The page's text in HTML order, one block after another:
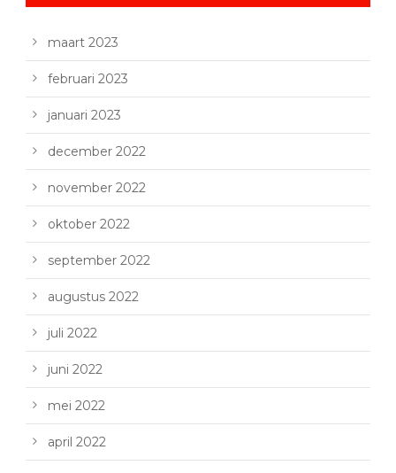
maart 2023
februari 2023
januari 2023
december 2022
november 2022
oktober 2022
september 2022
augustus 2022
juli 2022
juni 2022
mei 2022
april 2022